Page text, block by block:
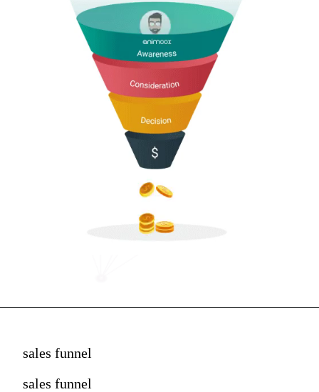
sales funnel
sales funnel